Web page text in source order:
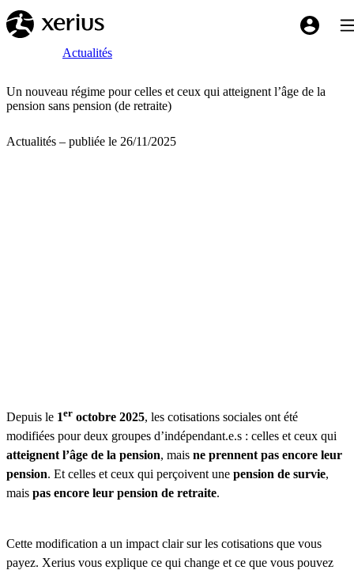
Sauter au contenu principal
My
Breadcrumb
AccueilActualités
Un nouveau régime pour celles et ceux qui atteignent l’âge de la
pension sans pension (de retraite)
Actualités – publiée le 26/11/2025
Depuis le 1er octobre 2025, les cotisations sociales ont été
modifiées pour deux groupes d’indépendant.e.s : celles et ceux qui
atteignent l’âge de la pension, mais ne prennent pas encore leur
pension. Et celles et ceux qui perçoivent une pension de survie,
mais pas encore leur pension de retraite.
Cette modification a un impact clair sur les cotisations que vous
payez. Xerius vous explique ce qui change et ce que vous pouvez